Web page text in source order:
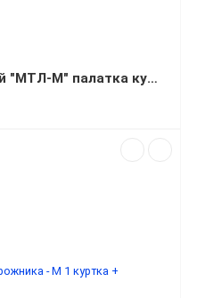
Костюм мужской зимний "МТЛ-М" палатка куртка + брюки